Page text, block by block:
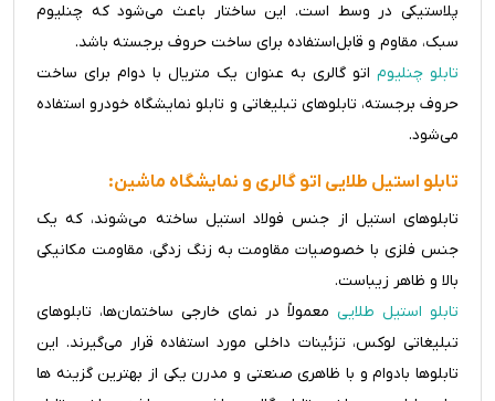
پلاستیکی در وسط است. این ساختار باعث می‌شود که چنلیوم
سبک، مقاوم و قابل‌استفاده برای ساخت حروف برجسته باشد.
تابلو چنلیوم اتو گالری به عنوان یک متریال با دوام برای ساخت
حروف برجسته، تابلوهای تبلیغاتی و تابلو نمایشگاه خودرو استفاده
می‌شود.
تابلو استیل طلایی اتو گالری و نمایشگاه ماشین:
تابلوهای استیل از جنس فولاد استیل ساخته می‌شوند، که یک
جنس فلزی با خصوصیات مقاومت به زنگ زدگی، مقاومت مکانیکی
بالا و ظاهر زیباست.
تابلو استیل طلایی معمولاً در نمای خارجی ساختمان‌ها، تابلوهای
تبلیغاتی لوکس، تزئینات داخلی مورد استفاده قرار می‌گیرند. این
تابلوها بادوام و با ظاهری صنعتی و مدرن یکی از بهترین گزینه ها